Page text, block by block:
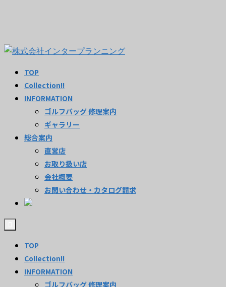
TOP
Collection!!
INFORMATION
ゴルフバッグ 修理案内
ギャラリー
総合案内
直営店
お取り扱い店
会社概要
お問い合わせ・カタログ請求
TOP
Collection!!
INFORMATION
ゴルフバッグ 修理案内